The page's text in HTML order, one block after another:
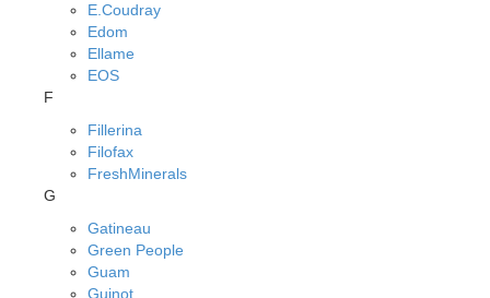
E.Coudray
Edom
Ellame
EOS
F
Fillerina
Filofax
FreshMinerals
G
Gatineau
Green People
Guam
Guinot